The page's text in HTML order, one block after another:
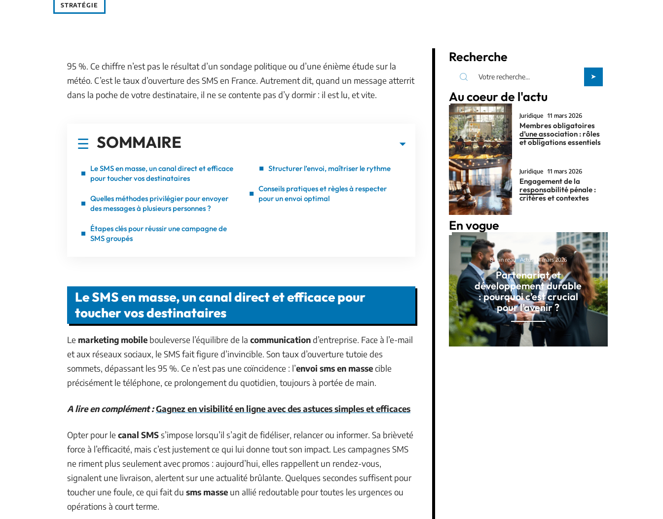
STRATÉGIE
95 %. Ce chiffre n’est pas le résultat d’un sondage politique ou d’une énième étude sur la
météo. C’est le taux d’ouverture des SMS en France. Autrement dit, quand un message atterrit
dans la poche de votre destinataire, il ne se contente pas d’y dormir : il est lu, et vite.
SOMMAIRE
Le SMS en masse, un canal direct et efficace
pour toucher vos destinataires
Quelles méthodes privilégier pour envoyer
des messages à plusieurs personnes ?
Étapes clés pour réussir une campagne de
SMS groupés
Structurer l’envoi, maîtriser le rythme
Conseils pratiques et règles à respecter
pour un envoi optimal
Le SMS en masse, un canal direct et efficace pour
toucher vos destinataires
Le marketing mobile bouleverse l’équilibre de la communicationd’entreprise. Face à l’e-mail
et aux réseaux sociaux, le SMS fait figure d’invincible. Son taux d’ouverture tutoie des
sommets, dépassant les 95 %. Ce n’est pas une coïncidence : l’envoi sms en massecible
précisément le téléphone, ce prolongement du quotidien, toujours à portée de main.
A lire en complément :Gagnez en visibilité en ligne avec des astuces simples et efficaces
Opter pour le canal SMSs’impose lorsqu’il s’agit de fidéliser, relancer ou informer. Sa brièveté
force à l’efficacité, mais c’est justement ce qui lui donne tout son impact. Les campagnes SMS
ne riment plus seulement avec promos : aujourd’hui, elles rappellent un rendez-vous,
signalent une livraison, alertent sur une actualité brûlante. Quelques secondes suffisent pour
toucher une foule, ce qui fait du sms masse un allié redoutable pour toutes les urgences ou
opérations à court terme.
Recherche
Au coeur de l'actu
Juridique 11 mars 2026
Membres obligatoires
d’une association : rôles
et obligations essentiels
Juridique 11 mars 2026
Engagement de la
responsabilité pénale :
critères et contextes
En vogue
8 min read Actus 11 mars 2026
Partenariat et
développement durable
: pourquoi c’est crucial
pour l’avenir ?